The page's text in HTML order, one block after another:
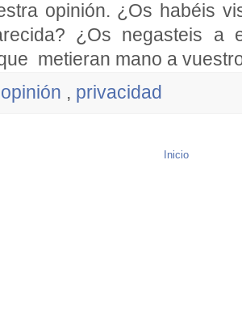
opinión. ¿Os habéis
¿Os negasteis a
metieran mano a
opinión , privacidad
Inicio